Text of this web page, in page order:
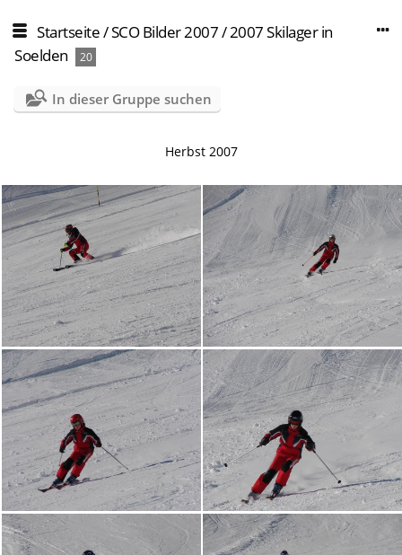
Startseite/SCO Bilder 2007/2007 Skilager in
Soelden
20
In dieser Gruppe suchen
Herbst 2007